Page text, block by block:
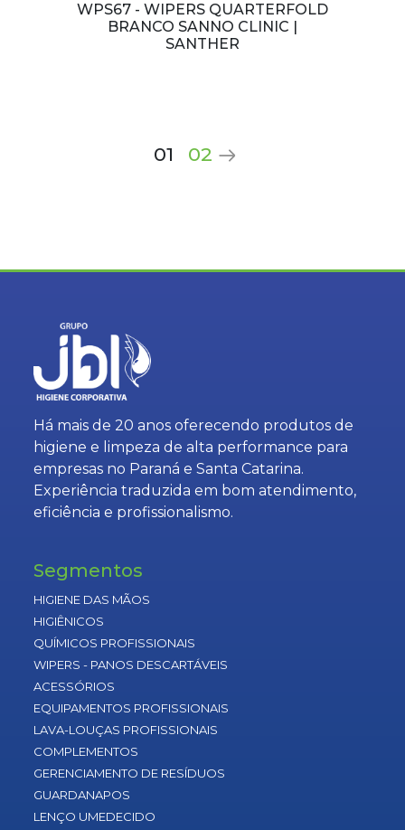
WPS67 - WIPERS QUARTERFOLD
BRANCO SANNO CLINIC |
SANTHER
01 02
Há mais de 20 anos oferecendo produtos de
higiene e limpeza de alta performance para
empresas no Paraná e Santa Catarina.
Experiência traduzida em bom atendimento,
eficiência e profissionalismo.
Segmentos
HIGIENE DAS MÃOS
HIGIÊNICOS
QUÍMICOS PROFISSIONAIS
WIPERS - PANOS DESCARTÁVEIS
ACESSÓRIOS
EQUIPAMENTOS PROFISSIONAIS
LAVA-LOUÇAS PROFISSIONAIS
COMPLEMENTOS
GERENCIAMENTO DE RESÍDUOS
GUARDANAPOS
LENÇO UMEDECIDO